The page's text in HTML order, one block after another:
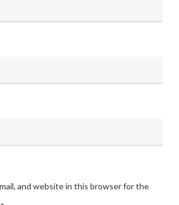
and website in this browser for the